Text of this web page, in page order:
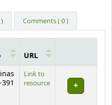
Comments ( 0 )
URL
Link to
resource